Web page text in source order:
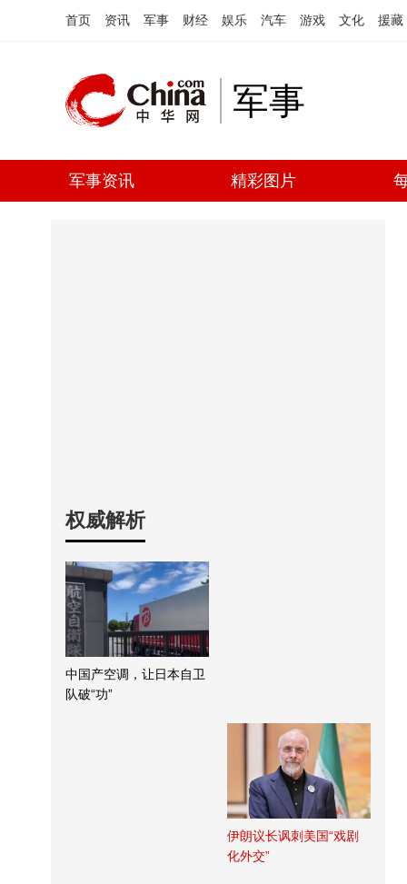
首页 资讯 军事 财经 娱乐 汽车 游戏 文化 援藏
军事
军事资讯 精彩图片
权威解析
中国产空调，让日本自卫
队破“功”
伊朗议长讽刺美国“戏剧
化外交”